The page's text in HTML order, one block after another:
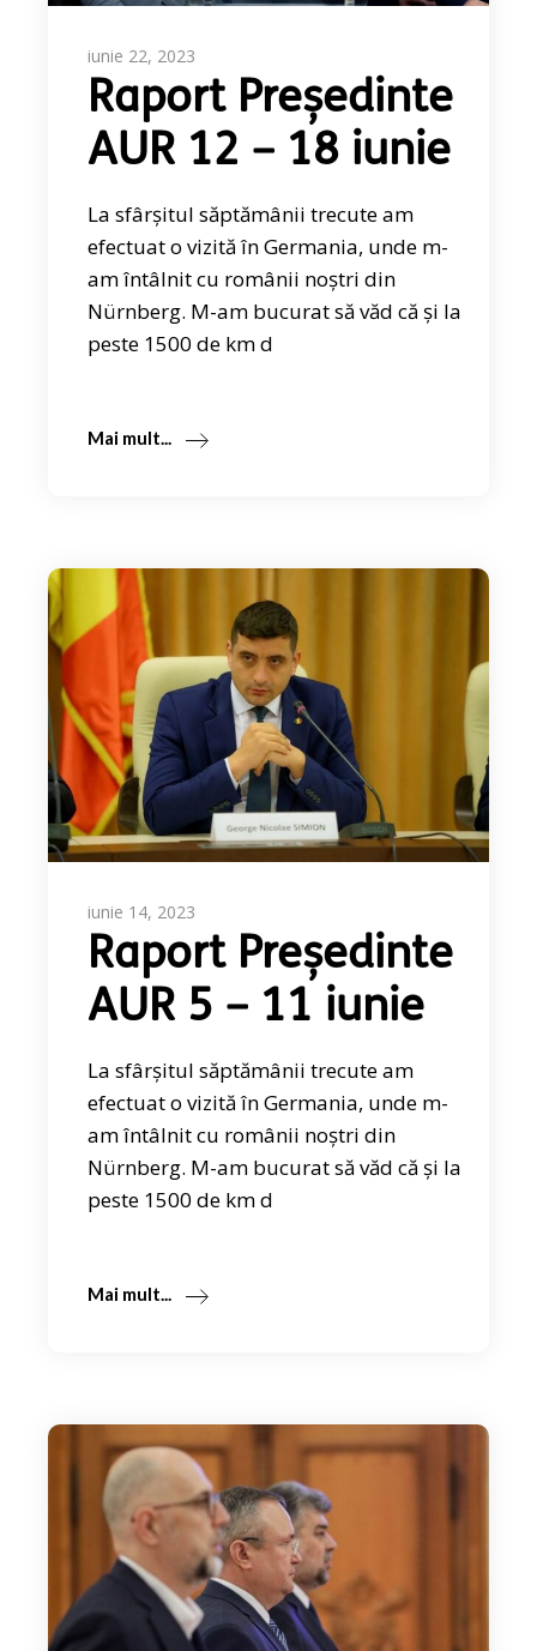
iunie 22, 2023
Raport Președinte
AUR 12 – 18 iunie
La sfârșitul săptămânii trecute am
efectuat o vizită în Germania, unde m-
am întâlnit cu românii noștri din
Nürnberg. M-am bucurat să văd că și la
peste 1500 de km d
Mai mult...
iunie 14, 2023
Raport Președinte
AUR 5 – 11 iunie
La sfârșitul săptămânii trecute am
efectuat o vizită în Germania, unde m-
am întâlnit cu românii noștri din
Nürnberg. M-am bucurat să văd că și la
peste 1500 de km d
Mai mult...